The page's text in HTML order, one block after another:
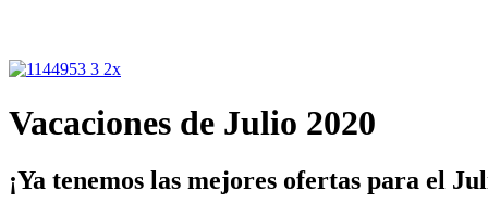
Vacaciones de Julio 2020
¡Ya tenemos las mejores ofertas para el